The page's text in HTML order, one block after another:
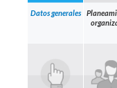
Datos generales